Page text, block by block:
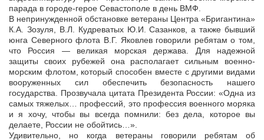
парада в городе-герое Севастополе в день ВМФ.
В непринужденной обстановке ветераны Центра «Бригантина»
К.А. Зозуля, В.Л. Кудреватых Ю.И. Сазанков, а также бывший
юнга Северного флота В.Г. Яковлев говорили ребятам о том,
что Россия — великая морская держава. Для надежной
защиты своих рубежей она располагает сильным военно-
морским флотом, который способен вместе с другими видами
вооруженных сил обеспечить безопасность нашего
государства. Прозвучала цитата Президента России: «Одна из
самых тяжелых… профессий, это профессия военного моряка
и я хочу, чтобы вы всегда помнили: без дела, которое вы
делаете, России не обойтись…».
Удивительно, но когда ветераны говорили ребятам об